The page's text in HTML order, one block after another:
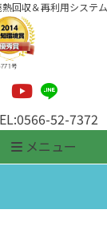
回収＆再利用システ
0566-52-7372
メニュー